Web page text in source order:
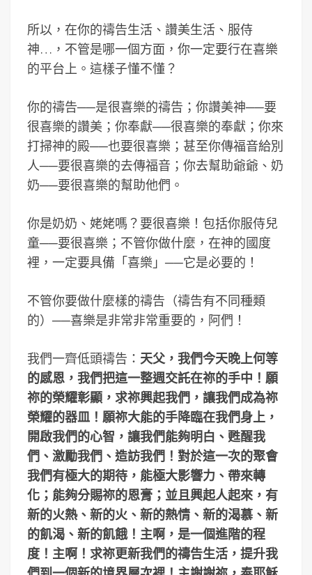
所以，在你的禱告生活、讚美生活、服侍
神…，不管是哪一個方面，你一定要行在喜樂
的平台上。這樣子懂不懂？
你的禱告──是很喜樂的禱告；你讚美神──要
很喜樂的讚美；你奉獻──很喜樂的奉獻；你來
打掃神的殿──也要很喜樂；甚至你傳福音給別
人──要很喜樂的去傳福音；你去幫助爺爺、奶
奶──要很喜樂的幫助他們。
你是奶奶、姥姥嗎？要很喜樂！包括你服侍兒
童──要很喜樂；不管你做什麼，在神的國度
裡，一定要具備「喜樂」──它是必要的！
不管你要做什麼樣的禱告（禱告有不同種類
的）──喜樂是非常非常重要的，阿們！
我們一齊低頭禱告： 天父，我們今天晚上何等
的感恩，我們把這一整週交託在祢的手中！願
祢的榮耀彰顯，求祢興起我們，讓我們成為祢
榮耀的器皿！願祢大能的手降臨在我們身上，
開啟我們的心智，讓我們能夠明白、甦醒我
們、激勵我們、造訪我們！對於這一次的聚會
我們有極大的期待，能極大影響力、帶來轉
化；能夠分賜祢的恩膏；並且興起人起來，有
新的火熱、新的火、新的熱情、新的渴慕、新
的飢渴、新的飢餓！主啊，是一個進階的程
度！主啊！求祢更新我們的禱告生活，提升我